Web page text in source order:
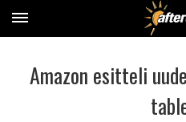
Amazon esitteli